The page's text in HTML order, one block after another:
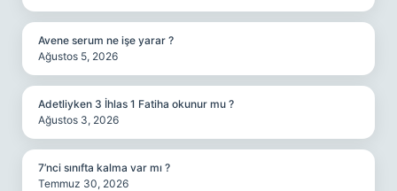
Avene serum ne işe yarar ?
Ağustos 5, 2026
Adetliyken 3 İhlas 1 Fatiha okunur mu ?
Ağustos 3, 2026
7’nci sınıfta kalma var mı ?
Temmuz 30, 2026